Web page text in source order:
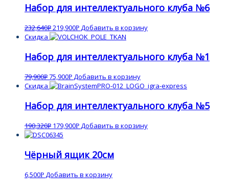
Набор для интеллектуального клуба №6
232,640Р 219,900Р Добавить в корзину
Скидка
Набор для интеллектуального клуба №1
79,900Р 75,900Р Добавить в корзину
Скидка
Набор для интеллектуального клуба №5
190,320Р 179,900Р Добавить в корзину
Чёрный ящик 20см
6,500Р Добавить в корзину